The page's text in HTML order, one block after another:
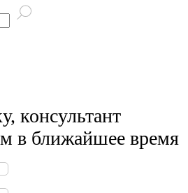
консультант
в ближайшее время